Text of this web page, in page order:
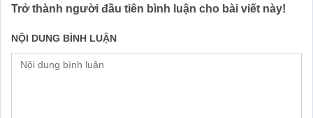
Trở thành người đầu tiên bình luận cho bài viết này!
NỘI DUNG BÌNH LUẬN